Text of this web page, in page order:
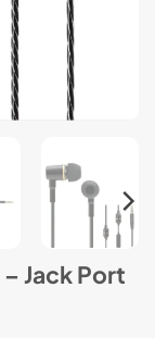
Jack Port